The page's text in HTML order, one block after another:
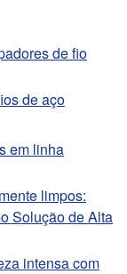
de fio
de aço
em linha
limpos:
Solução de Alta
intensa com